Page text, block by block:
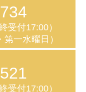
受付17:00）
一水曜日）
受付17:00）